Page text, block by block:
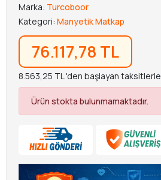
Marka: Turcoboor
Kategori: Manyetik Matkap
76.117,78 TL
8.563,25 TL 'den başlayan taksitlerle
Ürün stokta bulunmamaktadır.